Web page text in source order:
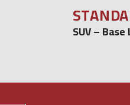
SUV – Base